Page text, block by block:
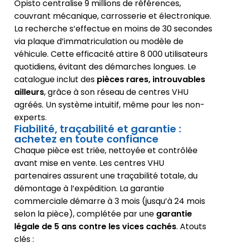
Opisto centralise 9 millions de références,
couvrant mécanique, carrosserie et électronique.
La recherche s’effectue en moins de 30 secondes
via plaque d’immatriculation ou modèle de
véhicule. Cette efficacité attire 8 000 utilisateurs
quotidiens, évitant des démarches longues. Le
catalogue inclut des pièces rares, introuvables
ailleurs, grâce à son réseau de centres VHU
agréés. Un système intuitif, même pour les non-
experts.
Fiabilité, traçabilité et garantie :
achetez en toute confiance
Chaque pièce est triée, nettoyée et contrôlée
avant mise en vente. Les centres VHU
partenaires assurent une traçabilité totale, du
démontage à l’expédition. La garantie
commerciale démarre à 3 mois (jusqu’à 24 mois
selon la pièce), complétée par une garantie
légale de 5 ans contre les vices cachés. Atouts
clés :